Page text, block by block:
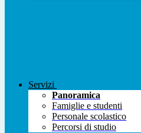
Servizi
Panoramica
Famiglie e studenti
Personale scolastico
Percorsi di studio